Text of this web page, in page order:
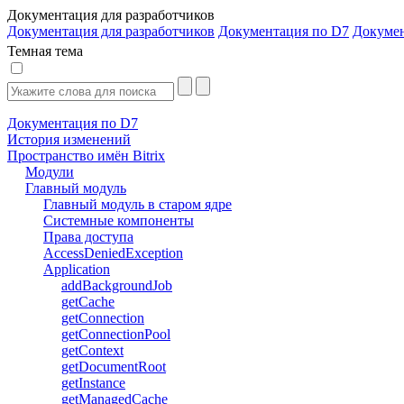
Документация для разработчиков
Документация для разработчиков Документация по D7
Темная тема
Документация по D7
История изменений
Пространство имён Bitrix
Модули
Главный модуль
Главный модуль в старом ядре
Системные компоненты
Права доступа
AccessDeniedException
Application
addBackgroundJob
getCache
getConnection
getConnectionPool
getContext
getDocumentRoot
getInstance
getManagedCache